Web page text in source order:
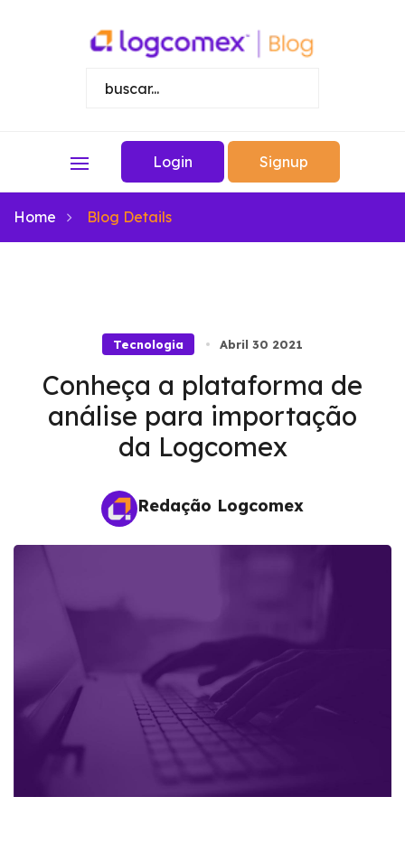
Login Signup
Home Blog Details
Tecnologia Abril 30 2021
Conheça a plataforma de
análise para importação
da Logcomex
Redação Logcomex